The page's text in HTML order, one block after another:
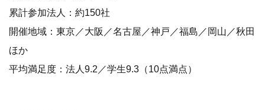
累計参加法人：約150社
開催地域：東京／大阪／名古屋／神戸／福島／岡山／秋田
ほか
平均満足度：法人9.2／学生9.3（10点満点）